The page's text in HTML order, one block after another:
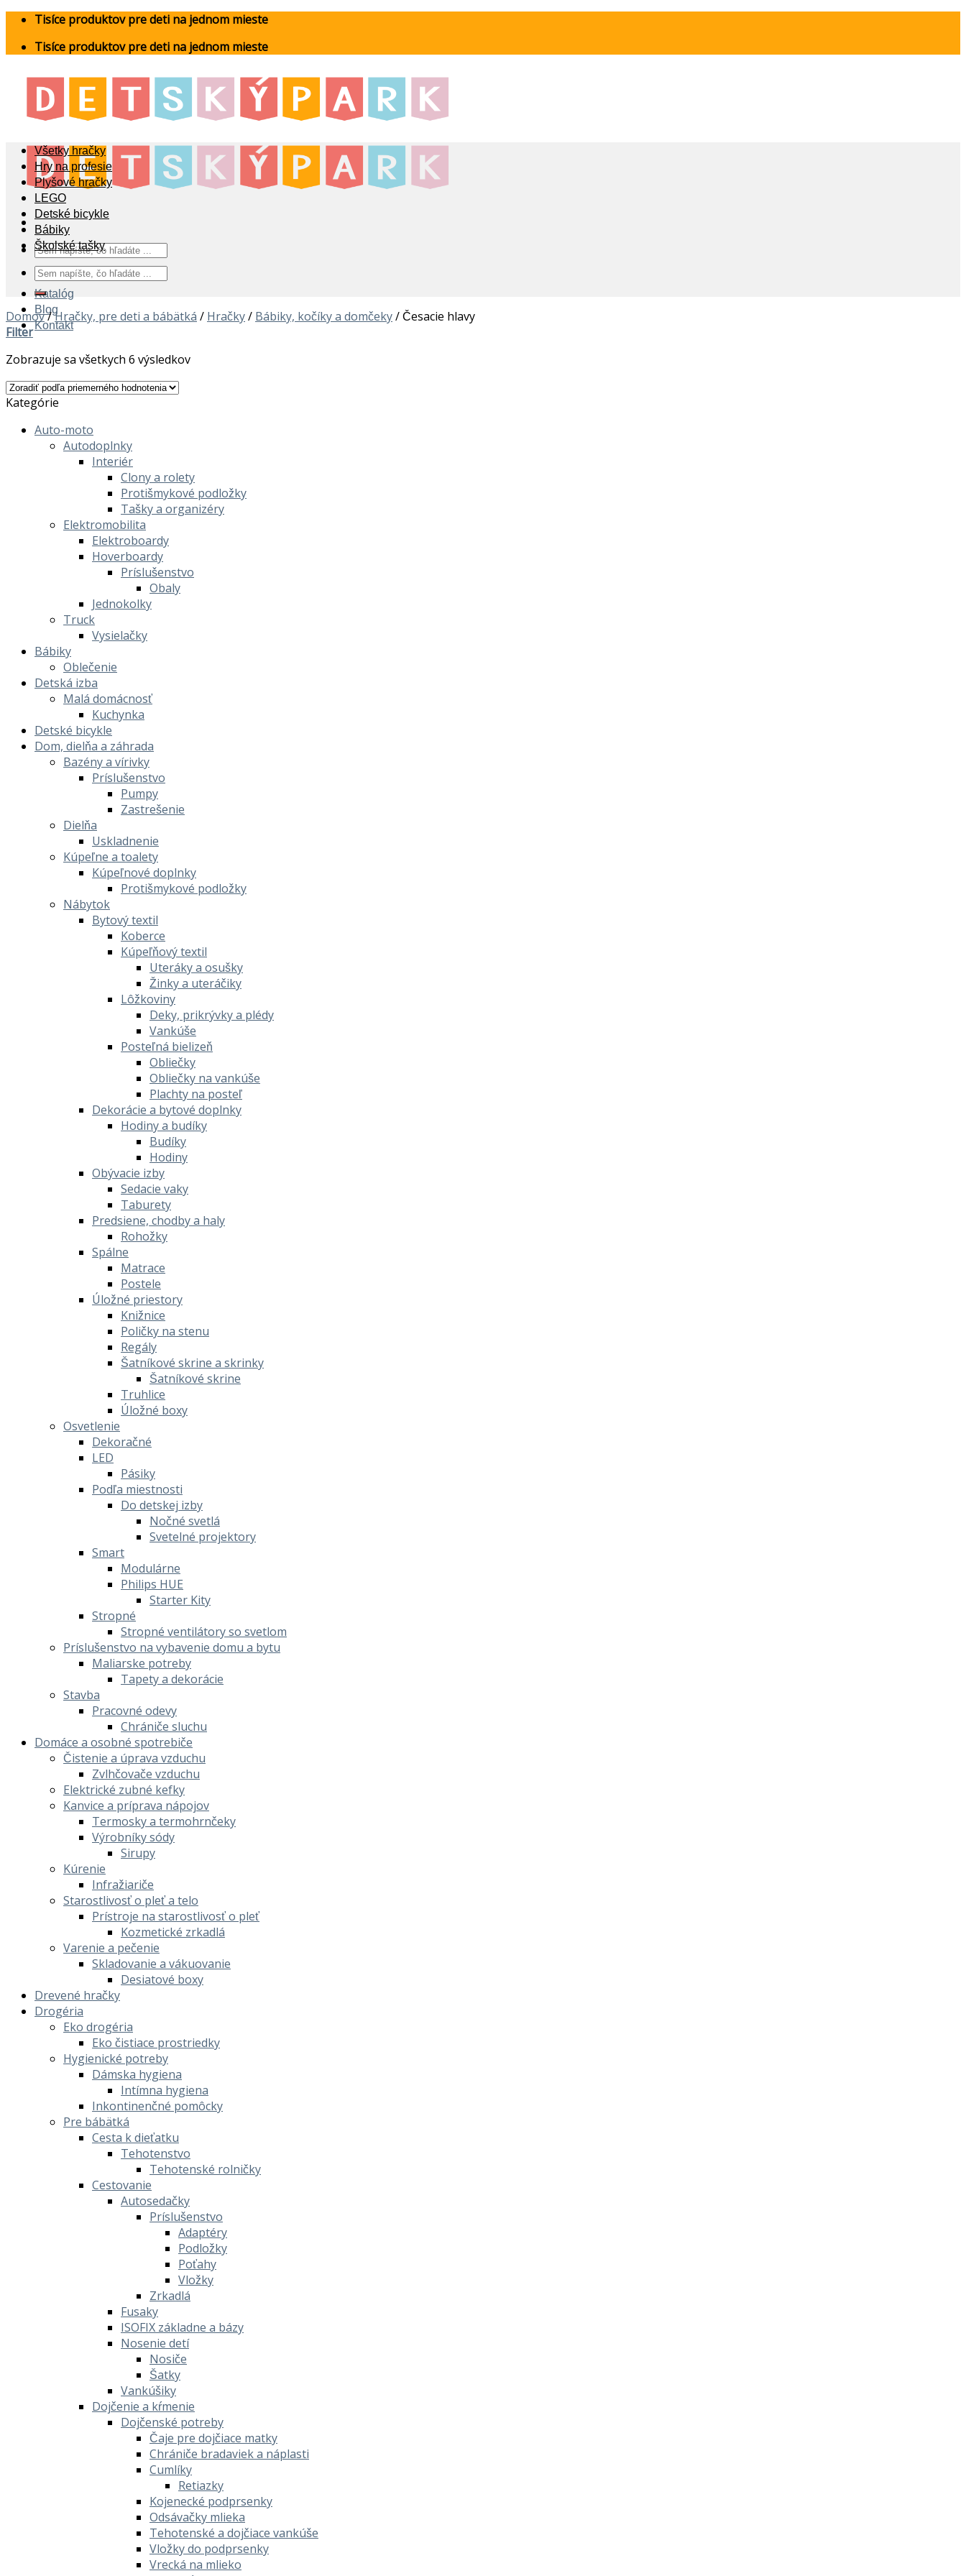
Skip
content
Tisíce produktov pre deti na jednom mieste
Tisíce produktov pre deti na jednom mieste
Hľadať:
Katalóg
Blog
Kontakt
Všetky hračky
Hry na profesie
Plyšové hračky
LEGO
Detské bicykle
Bábiky
Školské tašky
Hľadať:
Domov/Hračky, pre deti a bábätká / Hračky/ Bábiky, kočíky a domčeky/Česacie hlavy
Filter
Zobrazuje sa všetkych 6 výsledkov
Kategórie
Auto-moto
Autodoplnky
Interiér
Clony a rolety
Protišmykové podložky
Tašky a organizéry
Elektromobilita
Elektroboardy
Hoverboardy
Príslušenstvo
Obaly
Jednokolky
Truck
Vysielačky
Bábiky
Oblečenie
Detská izba
Malá domácnosť
Kuchynka
Detské bicykle
Dom, dielňa a záhrada
Bazény a vírivky
Príslušenstvo
Pumpy
Zastrešenie
Dielňa
Uskladnenie
Kúpeľne a toalety
Kúpeľnové doplnky
Protišmykové podložky
Nábytok
Bytový textil
Koberce
Kúpeľňový textil
Uteráky a osušky
Žinky a uteráčiky
Lôžkoviny
Deky, prikrývky a plédy
Vankúše
Posteľná bielizeň
Obliečky
Obliečky na vankúše
Plachty na posteľ
Dekorácie a bytové doplnky
Hodiny a budíky
Budíky
Hodiny
Obývacie izby
Sedacie vaky
Taburety
Predsiene, chodby a haly
Rohožky
Spálne
Matrace
Postele
Úložné priestory
Knižnice
Poličky na stenu
Regály
Šatníkové skrine a skrinky
Šatníkové skrine
Truhlice
Úložné boxy
Osvetlenie
Dekoračné
LED
Pásiky
Podľa miestnosti
Do detskej izby
Nočné svetlá
Svetelné projektory
Smart
Modulárne
Philips HUE
Starter Kity
Stropné
Stropné ventilátory so svetlom
Príslušenstvo na vybavenie domu a bytu
Maliarske potreby
Tapety a dekorácie
Stavba
Pracovné odevy
Chrániče sluchu
Domáce a osobné spotrebiče
Čistenie a úprava vzduchu
Zvlhčovače vzduchu
Elektrické zubné kefky
Kanvice a príprava nápojov
Termosky a termohrnčeky
Výrobníky sódy
Sirupy
Kúrenie
Infražiariče
Starostlivosť o pleť a telo
Prístroje na starostlivosť o pleť
Kozmetické zrkadlá
Varenie a pečenie
Skladovanie a vákuovanie
Desiatové boxy
Drevené hračky
Drogéria
Eko drogéria
Eko čistiace prostriedky
Hygienické potreby
Dámska hygiena
Intímna hygiena
Inkontinenčné pomôcky
Pre bábätká
Cesta k dieťatku
Tehotenstvo
Tehotenské rolničky
Cestovanie
Autosedačky
Príslušenstvo
Adaptéry
Podložky
Poťahy
Vložky
Zrkadlá
Fusaky
ISOFIX základne a bázy
Nosenie detí
Nosiče
Šatky
Vankúšiky
Dojčenie a kŕmenie
Dojčenské potreby
Čaje pre dojčiace matky
Chrániče bradaviek a náplasti
Cumlíky
Retiazky
Kojenecké podprsenky
Odsávačky mlieka
Tehotenské a dojčiace vankúše
Vložky do podprsenky
Vrecká na mlieko